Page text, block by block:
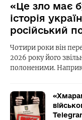
«Це зло має
історія
російський
Чотири роки він
2026 року його
полоненими.